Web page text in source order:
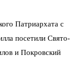
Патриархата с
посетили Свято-
и Покровский